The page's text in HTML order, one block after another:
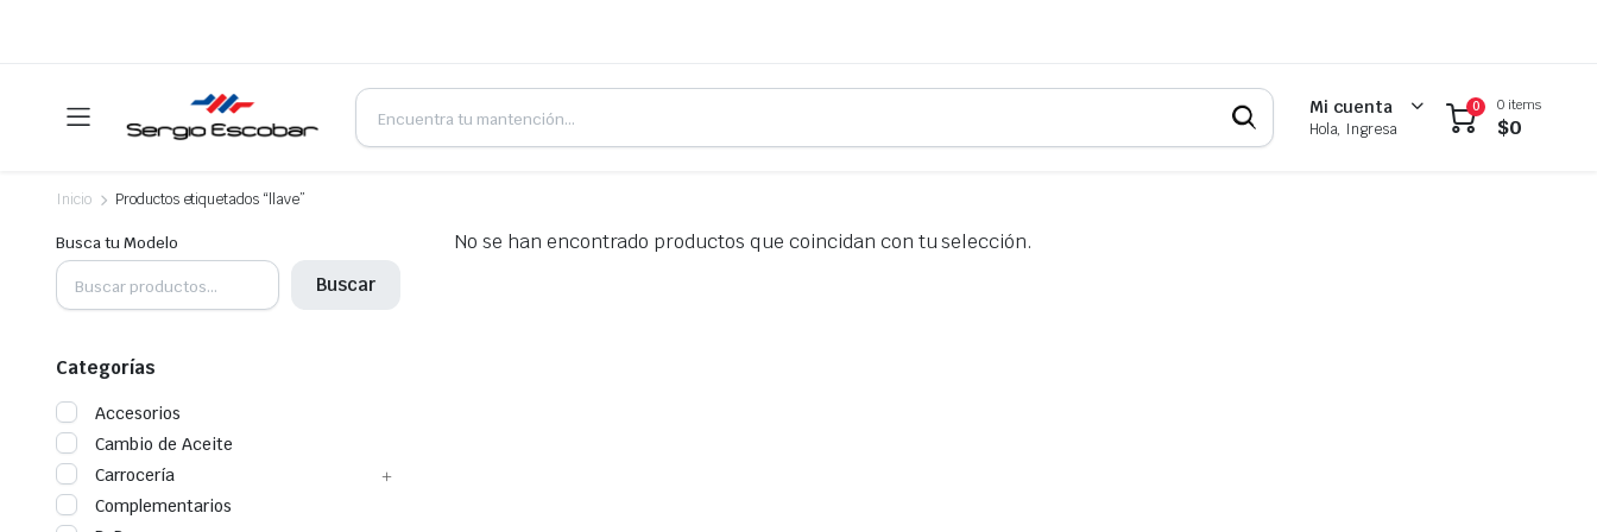
Products
search
Mi cuenta
Hola, Ingresa
0 0 items
$0
Inicio Productos etiquetados “llave”
No se han encontrado productos que coincidan con tu selección.
Busca tu Modelo
Buscar
Categorías
Accesorios
Cambio de Aceite
Carrocería
Complementarios